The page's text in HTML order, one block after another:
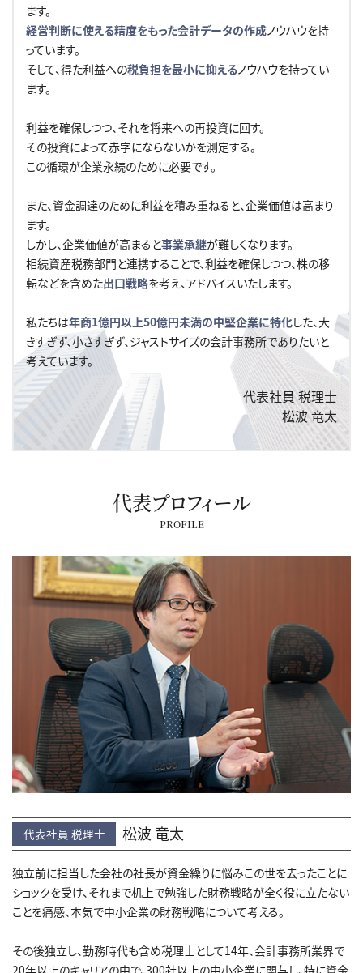
ます。
経営判断に使える精度をもった会計データの作成ノウハウを持
っています。
そして、得た利益への税負担を最小に抑えるノウハウを持ってい
ます。
利益を確保しつつ、それを将来への再投資に回す。
その投資によって赤字にならないかを測定する。
この循環が企業永続のために必要です。
また、資金調達のために利益を積み重ねると、企業価値は高まり
ます。
しかし、企業価値が高まると事業承継が難しくなります。
相続資産税務部門と連携することで、利益を確保しつつ、株の移
転などを含めた出口戦略を考え、アドバイスいたします。
私たちは年商1億円以上50億円未満の中堅企業に特化した、大
きすぎず、小さすぎず、ジャストサイズの会計事務所でありたいと
考えています。
代表社員 税理士
松波 竜太
代表プロフィール
PROFILE
代表社員 税理士 松波 竜太
独立前に担当した会社の社長が資金繰りに悩みこの世を去ったことに
ショックを受け、それまで机上で勉強した財務戦略が全く役に立たない
ことを痛感、本気で中小企業の財務戦略について考える。
その後独立し、勤務時代も含め税理士として14年、会計事務所業界で